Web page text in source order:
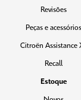
Revisões
Peças e acessórios
Citroën Assistance
Recall
Estoque